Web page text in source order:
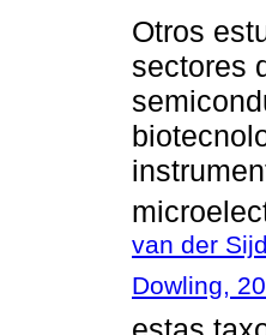
Otros
sectores
van der
Dowling,